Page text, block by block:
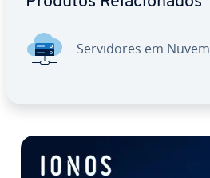
Ser­vi­do­res em Nuvem